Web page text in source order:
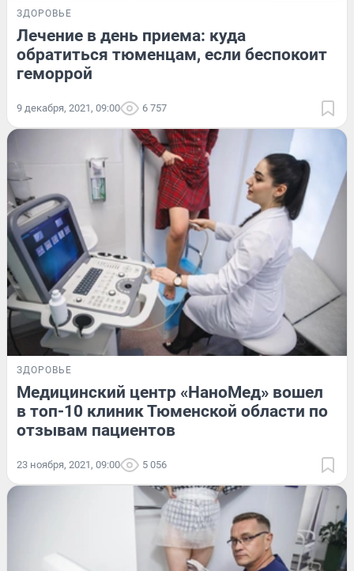
ЗДОРОВЬЕ
Лечение в день приема: куда
обратиться тюменцам, если беспокоит
геморрой
9 декабря, 2021, 09:00 6 757
ЗДОРОВЬЕ
Медицинский центр «НаноМед» вошел
в топ-10 клиник Тюменской области по
отзывам пациентов
23 ноября, 2021, 09:00 5 056